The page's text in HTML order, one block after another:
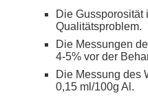
Die Gussporosität
Qualitätsproblem.
Die Messungen
4-5% vor der
Die Messung des
0,15 ml/100g Al.